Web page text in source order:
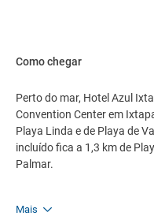
Como chegar
Perto do mar, Hotel Azul
Convention Center em
Playa Linda e de Playa de
incluído fica a 1,3 km de
Palmar.
Mais